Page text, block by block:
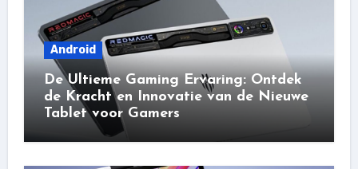
Android
De Ultieme Gaming Ervaring: Ontdek
de Kracht en Innovatie van de Nieuwe
Tablet voor Gamers